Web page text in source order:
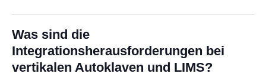
Was sind die
Integrationsherausforderungen bei
vertikalen Autoklaven und LIMS?